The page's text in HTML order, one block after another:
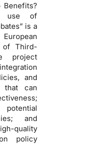
Benefits?
use of
is a
of Third-
project
and
that can
and
quality
policy